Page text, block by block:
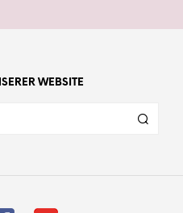
WEBSITE